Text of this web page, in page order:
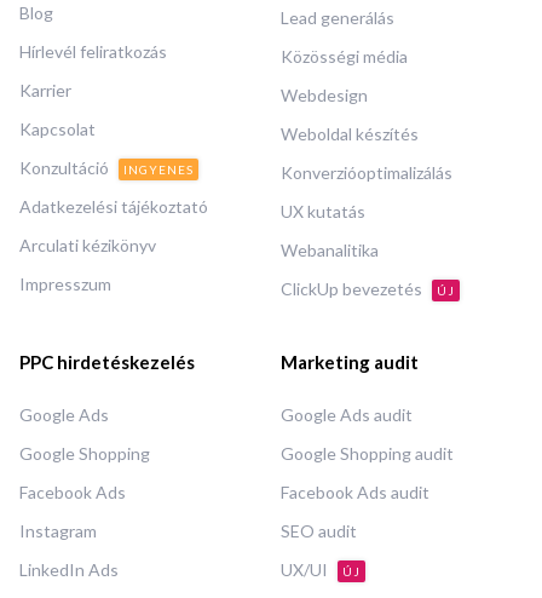
Blog
Hírlevél feliratkozás
Karrier
Kapcsolat
Konzultáció
INGYENES
Adatkezelési tájékoztató
Arculati kézikönyv
Impresszum
Lead generálás
Közösségi média
Webdesign
Weboldal készítés
Konverzióoptimalizálás
UX kutatás
Webanalitika
ClickUp bevezetés
ÚJ
PPC hirdetéskezelés
Google Ads
Google Shopping
Facebook Ads
Instagram
LinkedIn Ads
Marketing audit
Google Ads audit
Google Shopping audit
Facebook Ads audit
SEO audit
UX/UI
ÚJ